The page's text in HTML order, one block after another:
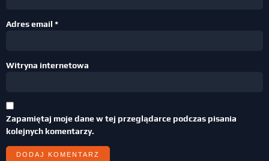
Adres email *
Witryna internetowa
Zapamiętaj moje dane w tej przeglądarce podczas pisania
kolejnych komentarzy.